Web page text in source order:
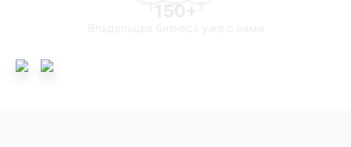
150+